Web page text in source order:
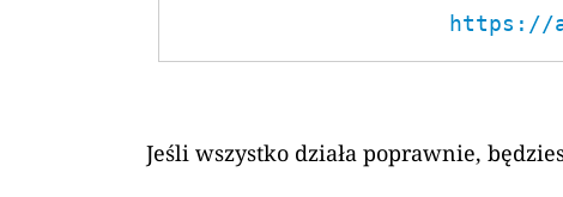
https://
Jeśli wszystko działa poprawnie,